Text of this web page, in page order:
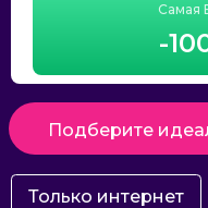
Самая
-
Подберите
Только интернет